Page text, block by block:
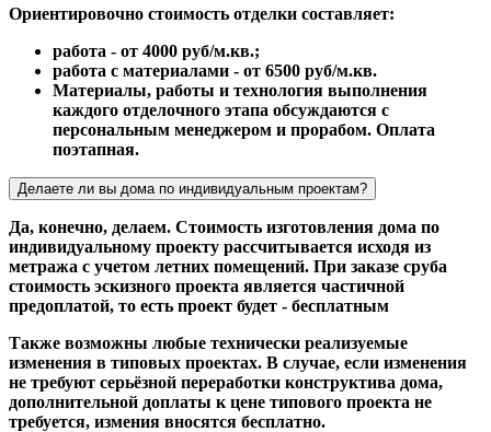
Ориентировочно стоимость отделки составляет:
работа - от 4000 руб/м.кв.;
работа с материалами - от 6500 руб/м.кв.
Материалы, работы и технология выполнения
каждого отделочного этапа обсуждаются с
персональным менеджером и прорабом. Оплата
поэтапная.
Делаете ли вы дома по индивидуальным проектам?
Да, конечно, делаем. Стоимость изготовления дома по
индивидуальному проекту рассчитывается исходя из
метража с учетом летних помещений. При заказе сруба
стоимость эскизного проекта является частичной
предоплатой, то есть проект будет - бесплатным
Также возможны любые технически реализуемые
изменения в типовых проектах. В случае, если изменения
не требуют серьёзной переработки конструктива дома,
дополнительной доплаты к цене типового проекта не
требуется, измения вносятся бесплатно.